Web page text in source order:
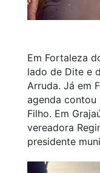
Em Fortaleza
lado de Dite e
Arruda. Já em
agenda contou
Filho. Em
vereadora
presidente